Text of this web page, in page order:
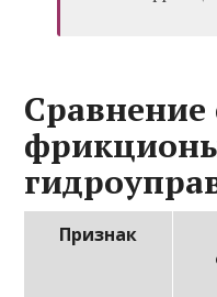
Признак